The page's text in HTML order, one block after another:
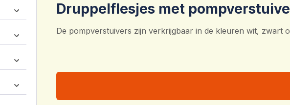
Druppelflesjes met
De pompverstuivers zijn verkrijgbaar in de kleuren wit, zwart